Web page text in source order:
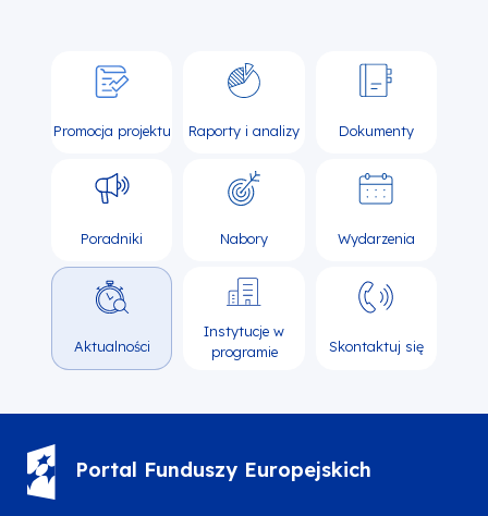
Promocja projektu Raporty i analizy Dokumenty
Poradniki Nabory Wydarzenia
Aktualności
Instytucje w
programie
Skontaktuj się
Portal Funduszy Europejskich